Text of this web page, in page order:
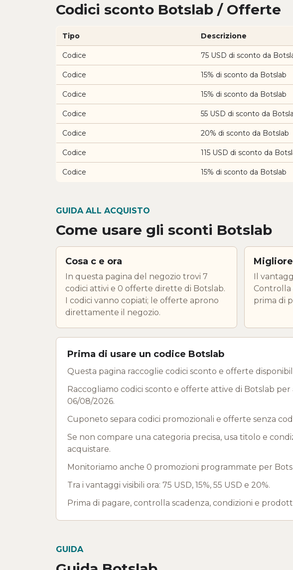
Codici sconto Botslab / Offerte
Tipo Descrizione
Codice 75 USD di sconto da
Codice 15% di sconto da Botslab
Codice 15% di sconto da Botslab
Codice 55 USD di sconto da
Codice 20% di sconto da Botslab
Codice 115 USD di sconto da
Codice 15% di sconto da Botslab
GUIDA ALL ACQUISTO
Come usare gli sconti Botslab
Cosa c e ora
In questa pagina del negozio trovi 7
codici attivi e 0 offerte dirette di Botslab.
I codici vanno copiati; le offerte aprono
direttamente il negozio.
Il
Controlla
prima di
Prima di usare un codice Botslab
Questa pagina raccoglie codici sconto e offerte
Raccogliamo codici sconto e offerte attive di Botslab
06/08/2026.
Cuponeto separa codici promozionali e offerte senza
Se non compare una categoria precisa, usa titolo e
acquistare.
Monitoriamo anche 0 promozioni programmate per
Tra i vantaggi visibili ora: 75 USD, 15%, 55 USD e 20%.
Prima di pagare, controlla scadenza, condizioni e
GUIDA